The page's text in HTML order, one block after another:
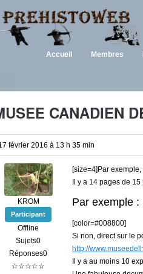
Accueil Membres
CANADIEN
février 2016 à 13 h 35 min
KROM
Participant
Offline
Sujets0
Réponses0
☆☆☆☆☆
[size=4]Par
Il y a 14 pages de
Par exemple
[color=#008800]
Si non, direct sur le
http://
Il y a au moins 10